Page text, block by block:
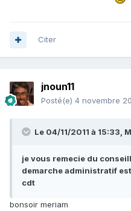
Citer
jnoun11
Posté(e) 4 novembre
Le 04/11/2011 à 15:33,
je vous remecie du
demarche administratif
cdt
bonsoir meriam